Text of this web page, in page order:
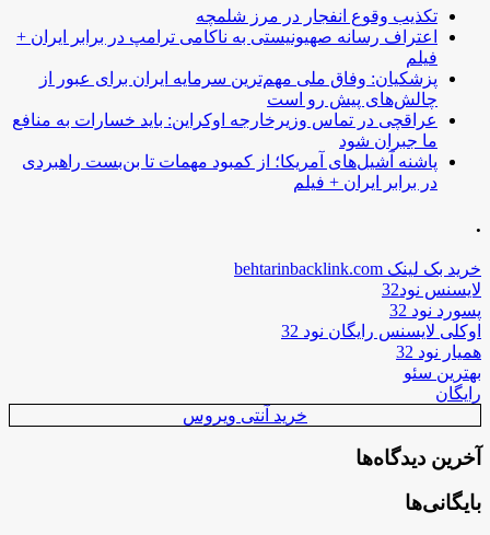
تکذیب وقوع انفجار در مرز شلمچه
اعتراف رسانه صهیونیستی به ناکامی ترامپ در برابر ایران +
فیلم
پزشکیان: وفاق ملی مهم‌ترین سرمایه ایران برای عبور از
چالش‌های پیش رو است
عراقچی در تماس وزیرخارجه اوکراین: باید خسارات به منافع
ما جبران شود
پاشنه آشیل‌های آمریکا؛ از کمبود مهمات تا بن‌بست راهبردی
در برابر ایران + فیلم
.
خرید بک لینک behtarinbacklink.com
لایسنس نود32
پسورد نود 32
اوکلی لایسنس رایگان نود 32
همیار نود 32
بهترین سئو
رایگان
خرید آنتی ویروس
آخرین دیدگاه‌ها
بایگانی‌ها